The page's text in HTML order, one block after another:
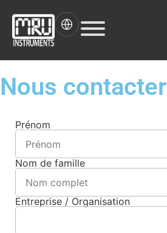
Nous contacter
Prénom
Nom de famille
Entreprise / Organisation